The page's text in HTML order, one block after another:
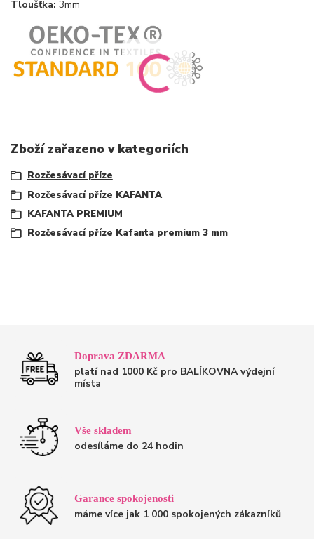
Tloušťka: 3mm
Zboží zařazeno v kategoriích
Rozčesávací příze
Rozčesávací příze KAFANTA
KAFANTA PREMIUM
Rozčesávací příze Kafanta premium 3 mm
Doprava ZDARMA
platí nad 1000 Kč pro BALÍKOVNA výdejní
místa
Vše skladem
odesíláme do 24 hodin
Garance spokojenosti
máme více jak 1 000 spokojených zákazníků